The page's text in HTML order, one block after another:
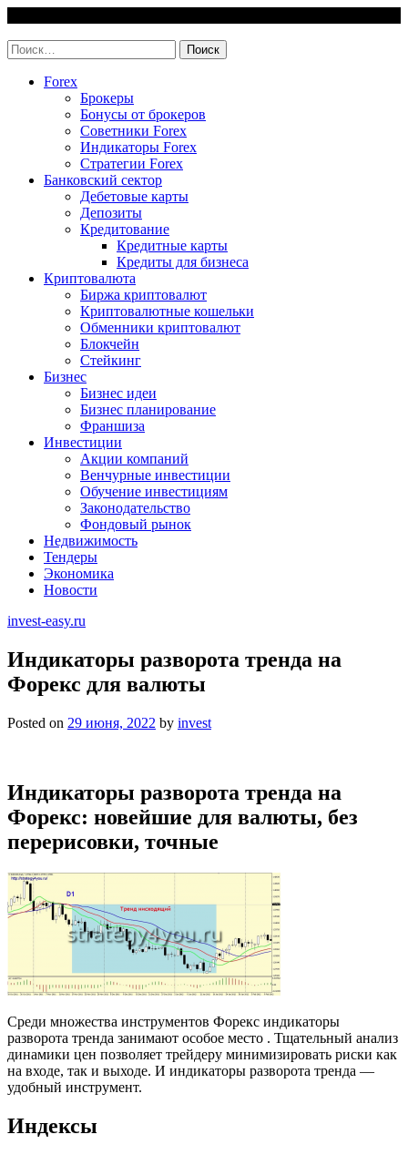
content
Найти:
Forex
Брокеры
Бонусы от брокеров
Советники Forex
Индикаторы Forex
Стратегии Forex
Банковский сектор
Дебетовые карты
Депозиты
Кредитование
Кредитные карты
Кредиты для бизнеса
Криптовалюта
Биржа криптовалют
Криптовалютные кошельки
Обменники криптовалют
Блокчейн
Стейкинг
Бизнес
Бизнес идеи
Бизнес планирование
Франшиза
Инвестиции
Акции компаний
Венчурные инвестиции
Обучение инвестициям
Законодательство
Фондовый рынок
Недвижимость
Тендеры
Экономика
Новости
invest-easy.ru
Индикаторы разворота тренда на
Форекс для валюты
Posted on 29 июня, 2022 by invest
Индикаторы разворота тренда на
Форекс: новейшие для валюты, без
перерисовки, точные
Среди множества инструментов Форекс индикаторы
разворота тренда занимают особое место . Тщательный анализ
динамики цен позволяет трейдеру минимизировать риски как
на входе, так и выходе. И индикаторы разворота тренда —
удобный инструмент.
Индексы